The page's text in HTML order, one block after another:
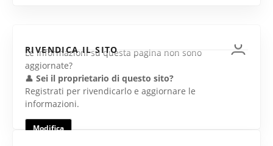
RIVENDICA IL SITO
Le informazioni su questa pagina non sono
aggiornate?
👤 Sei il proprietario di questo sito?
Registrati per rivendicarlo e aggiornare le
informazioni.
Modifica